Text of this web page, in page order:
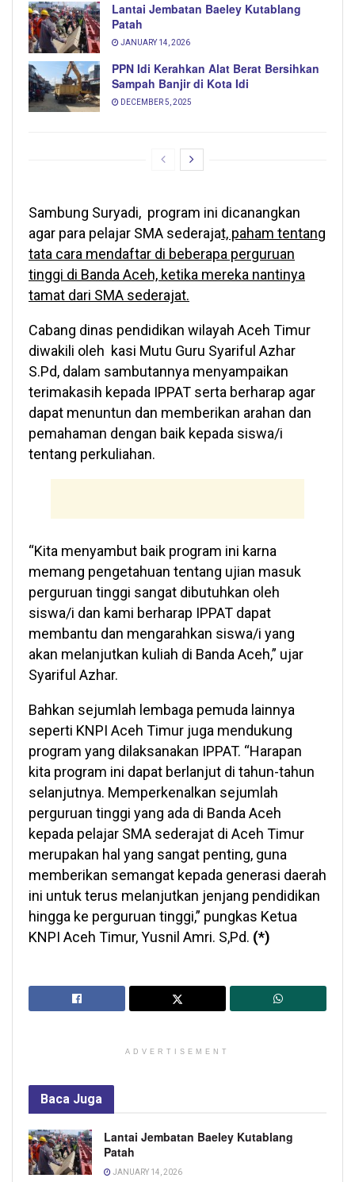
Lantai Jembatan Baeley Kutablang
Patah
JANUARY 14, 2026
PPN Idi Kerahkan Alat Berat Bersihkan
Sampah Banjir di Kota Idi
DECEMBER 5, 2025
Sambung Suryadi, program ini dicanangkan
agar para pelajar SMA sederajat, paham tentang
tata cara mendaftar di beberapa perguruan
tinggi di Banda Aceh, ketika mereka nantinya
tamat dari SMA sederajat.
Cabang dinas pendidikan wilayah Aceh Timur
diwakili oleh kasi Mutu Guru Syariful Azhar
S.Pd, dalam sambutannya menyampaikan
terimakasih kepada IPPAT serta berharap agar
dapat menuntun dan memberikan arahan dan
pemahaman dengan baik kepada siswa/i
tentang perkuliahan.
“Kita menyambut baik program ini karna
memang pengetahuan tentang ujian masuk
perguruan tinggi sangat dibutuhkan oleh
siswa/i dan kami berharap IPPAT dapat
membantu dan mengarahkan siswa/i yang
akan melanjutkan kuliah di Banda Aceh,” ujar
Syariful Azhar.
Bahkan sejumlah lembaga pemuda lainnya
seperti KNPI Aceh Timur juga mendukung
program yang dilaksanakan IPPAT. “Harapan
kita program ini dapat berlanjut di tahun-tahun
selanjutnya. Memperkenalkan sejumlah
perguruan tinggi yang ada di Banda Aceh
kepada pelajar SMA sederajat di Aceh Timur
merupakan hal yang sangat penting, guna
memberikan semangat kepada generasi daerah
ini untuk terus melanjutkan jenjang pendidikan
hingga ke perguruan tinggi,” pungkas Ketua
KNPI Aceh Timur, Yusnil Amri. S,Pd. (*)
ADVERTISEMENT
Baca Juga
Lantai Jembatan Baeley Kutablang
Patah
JANUARY 14, 2026